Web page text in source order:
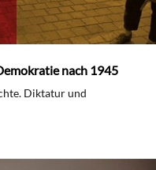
nach 1945
Diktatur und